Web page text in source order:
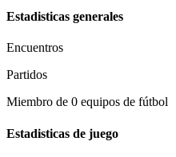
Estadisticas generales
Encuentros
Partidos
Miembro de 0 equipos de fútbol
Estadisticas de juego